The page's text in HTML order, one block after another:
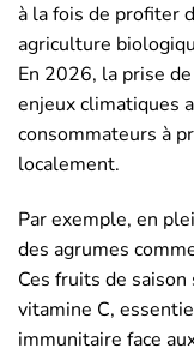
à la fois de profiter
agriculture
En 2026, la prise
enjeux climatiques
consommateurs à
localement.
Par exemple, en
des agrumes
Ces fruits de
vitamine C,
immunitaire face